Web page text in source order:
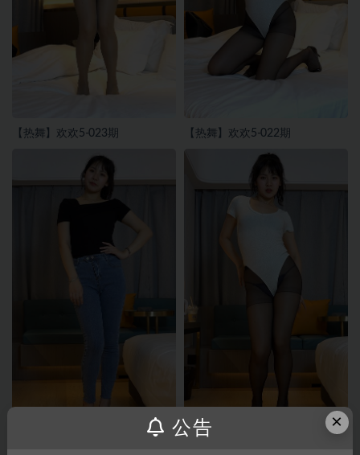
【热舞】欢欢5-023期 【热舞】欢欢5-022期
×
公告